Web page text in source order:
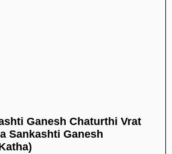
Ganesh Chaturthi Vrat
Sankashti Ganesh